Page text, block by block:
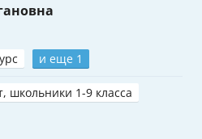
и еще 1
школьники 1-9 класса